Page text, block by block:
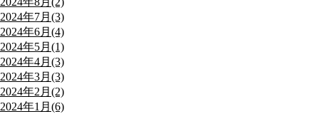
2024年7月(3)
2024年6月(4)
2024年5月(1)
2024年4月(3)
2024年3月(3)
2024年2月(2)
2024年1月(6)